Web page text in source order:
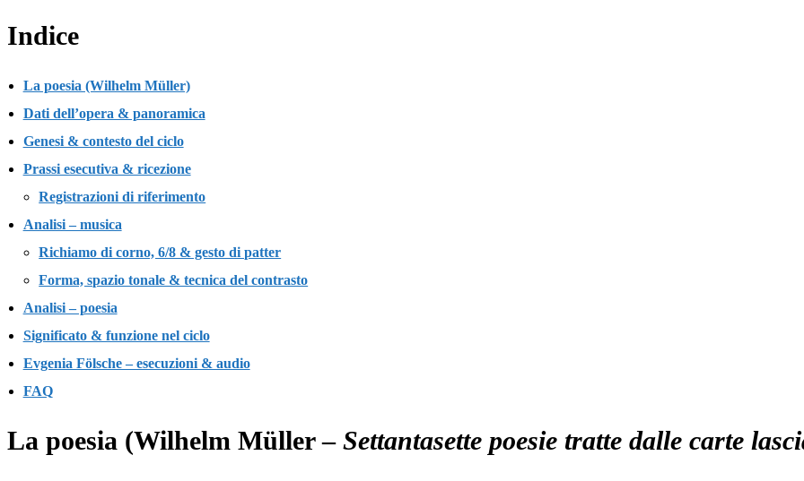
Indice
La poesia (Wilhelm Müller)
Dati dell’opera & panoramica
Genesi & contesto del ciclo
Prassi esecutiva & ricezione
Registrazioni di riferimento
Analisi – musica
Richiamo di corno, 6/8 & gesto di patter
Forma, spazio tonale & tecnica del contrasto
Analisi – poesia
Significato & funzione nel ciclo
Evgenia Fölsche – esecuzioni & audio
FAQ
La poesia (Wilhelm Müller – Settantasette poesie tratte dalle carte